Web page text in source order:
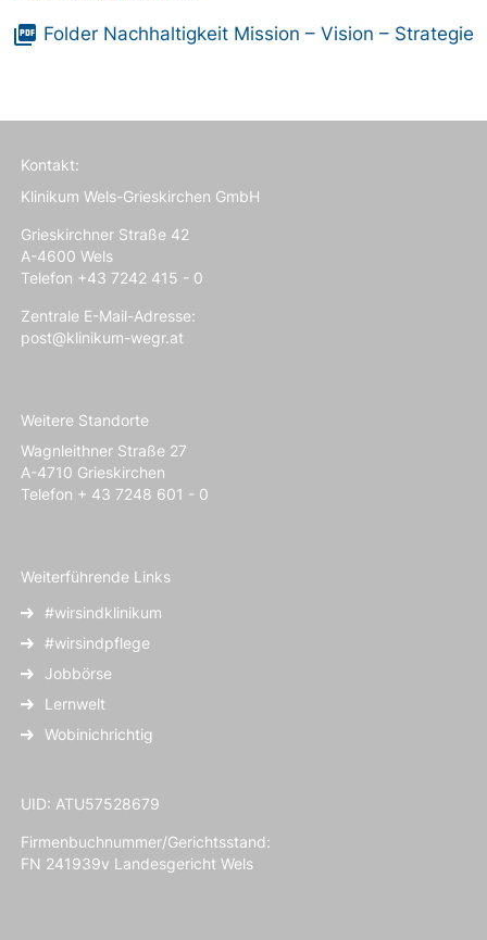
picture_as_pdf Folder Nachhaltigkeit Mission – Vision – Strategie
Kontakt:
Klinikum Wels-Grieskirchen GmbH
Grieskirchner Straße 42
A-4600 Wels
Telefon +43 7242 415 - 0
Zentrale E-Mail-Adresse:
post@klinikum-wegr.at
Weitere Standorte
Wagnleithner Straße 27
A-4710 Grieskirchen
Telefon + 43 7248 601 - 0
Weiterführende Links
#wirsindklinikum
#wirsindpflege
Jobbörse
Lernwelt
Wobinichrichtig
UID: ATU57528679
Firmenbuchnummer/Gerichtsstand:
FN 241939v Landesgericht Wels